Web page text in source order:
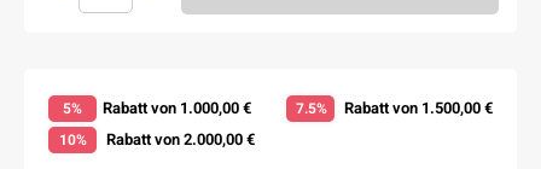
5% Rabatt von 1.000,00 € 7.5% Rabatt von 1.500,00 €
10% Rabatt von 2.000,00 €